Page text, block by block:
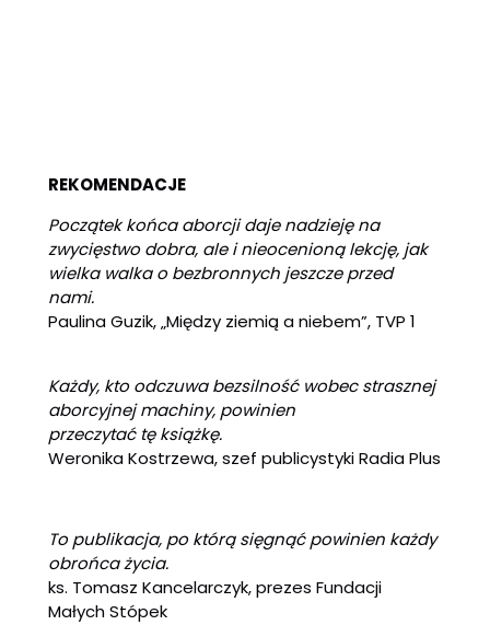
REKOMENDACJE
Początek końca aborcji daje nadzieję na
zwycięstwo dobra, ale i nieocenioną lekcję, jak
wielka walka o bezbronnych jeszcze przed
nami.
Paulina Guzik, „Między ziemią a niebem”, TVP 1
Każdy, kto odczuwa bezsilność wobec strasznej
aborcyjnej machiny, powinien
przeczytać tę książkę.
Weronika Kostrzewa, szef publicystyki Radia Plus
To publikacja, po którą sięgnąć powinien każdy
obrońca życia.
ks. Tomasz Kancelarczyk, prezes Fundacji
Małych Stópek